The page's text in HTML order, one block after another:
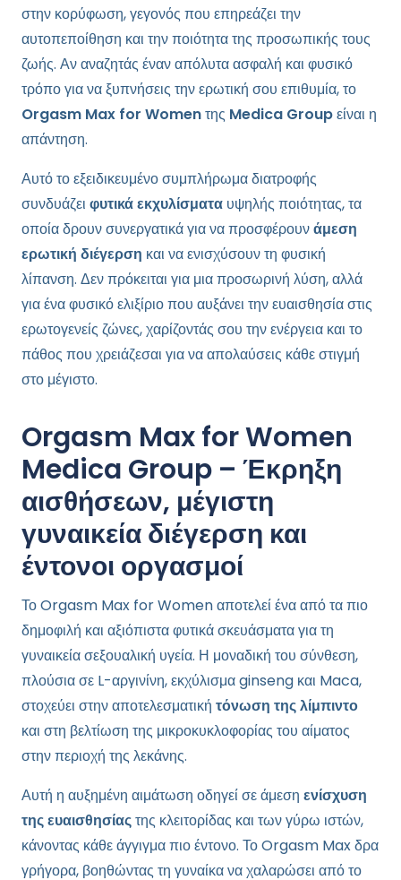
στην κορύφωση, γεγονός που επηρεάζει την
αυτοπεποίθηση και την ποιότητα της προσωπικής τους
ζωής. Αν αναζητάς έναν απόλυτα ασφαλή και φυσικό
τρόπο για να ξυπνήσεις την ερωτική σου επιθυμία, το
Orgasm Max for Womenτης Medica Groupείναι η
απάντηση.
Αυτό το εξειδικευμένο συμπλήρωμα διατροφής
συνδυάζει φυτικά εκχυλίσματα υψηλής ποιότητας, τα
οποία δρουν συνεργατικά για να προσφέρουνάμεση
ερωτική διέγερση και να ενισχύσουν τη φυσική
λίπανση. Δεν πρόκειται για μια προσωρινή λύση, αλλά
για ένα φυσικό ελιξίριο που αυξάνει την ευαισθησία στις
ερωτογενείς ζώνες, χαρίζοντάς σου την ενέργεια και το
πάθος που χρειάζεσαι για να απολαύσεις κάθε στιγμή
στο μέγιστο.
Orgasm Max for Women
Medica Group – Έκρηξη
αισθήσεων, μέγιστη
γυναικεία διέγερση και
έντονοι οργασμοί
Το Orgasm Max for Women αποτελεί ένα από τα πιο
δημοφιλή και αξιόπιστα φυτικά σκευάσματα για τη
γυναικεία σεξουαλική υγεία. Η μοναδική του σύνθεση,
πλούσια σε L-αργινίνη, εκχύλισμα ginseng και Maca,
στοχεύει στην αποτελεσματική τόνωση της λίμπιντο
και στη βελτίωση της μικροκυκλοφορίας του αίματος
στην περιοχή της λεκάνης.
Αυτή η αυξημένη αιμάτωση οδηγεί σε άμεση ενίσχυση
της ευαισθησίαςτης κλειτορίδας και των γύρω ιστών,
κάνοντας κάθε άγγιγμα πιο έντονο. Το Orgasm Max δρα
γρήγορα, βοηθώντας τη γυναίκα να χαλαρώσει από το